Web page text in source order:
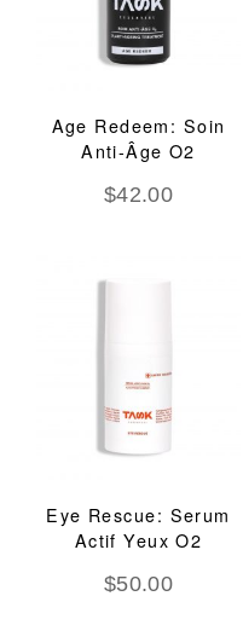
Age Redeem: Soin
Anti-Âge O2
$42.00
Eye Rescue: Serum
Actif Yeux O2
$50.00